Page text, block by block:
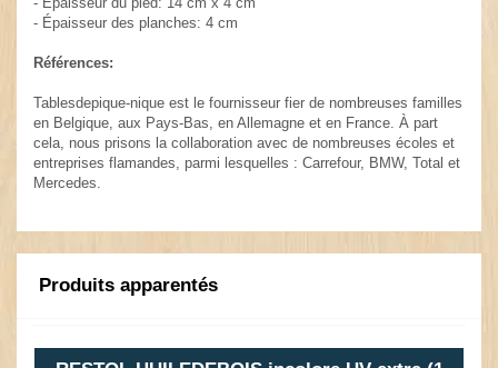
- Épaisseur des planches: 4 cm
Références:
Tablesdepique-nique est le fournisseur fier de nombreuses familles
en Belgique, aux Pays-Bas, en Allemagne et en France. À part
cela, nous prisons la collaboration avec de nombreuses écoles et
entreprises flamandes, parmi lesquelles : Carrefour, BMW, Total et
Mercedes.
Produits apparentés